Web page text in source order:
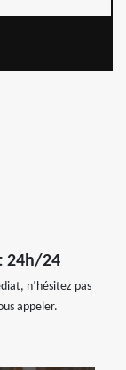
24h/24
n’hésitez pas
appeler.